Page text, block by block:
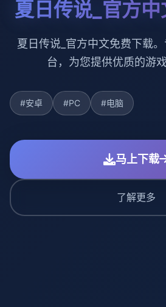
夏日传说_官方
夏日传说_官方中文免费下载
台，为您提供优质的游戏
#安卓 #PC #电脑
马上下载
了解更多